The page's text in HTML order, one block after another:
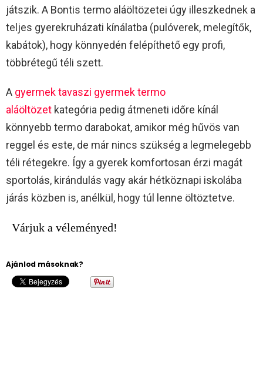
játszik. A Bontis termo aláöltözetei úgy illeszkednek a
teljes gyerekruházati kínálatba (pulóverek, melegítők,
kabátok), hogy könnyedén felépíthető egy profi,
többrétegű téli szett.
A gyermek tavaszi gyermek termo
aláöltözet kategória pedig átmeneti időre kínál
könnyebb termo darabokat, amikor még hűvös van
reggel és este, de már nincs szükség a legmelegebb
téli rétegekre. Így a gyerek komfortosan érzi magát
sportolás, kirándulás vagy akár hétköznapi iskolába
járás közben is, anélkül, hogy túl lenne öltöztetve.
Várjuk a véleményed!
Ajánlod másoknak?